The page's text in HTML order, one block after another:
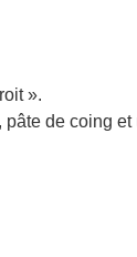
».
pâte de coing et